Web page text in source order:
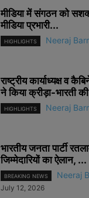
मीडिया में संगठन को
मीडिया प्रभारी...
HIGHLIGHTS Neeraj
राष्ट्रीय कार्याध्यक्ष व
ने किया क्रीड़ा-भारती
HIGHLIGHTS Neeraj
भारतीय जनता पार्टी
जिम्मेदारियों का ऐलान, ...
BREAKING NEWS Neeraj
July 12, 2026